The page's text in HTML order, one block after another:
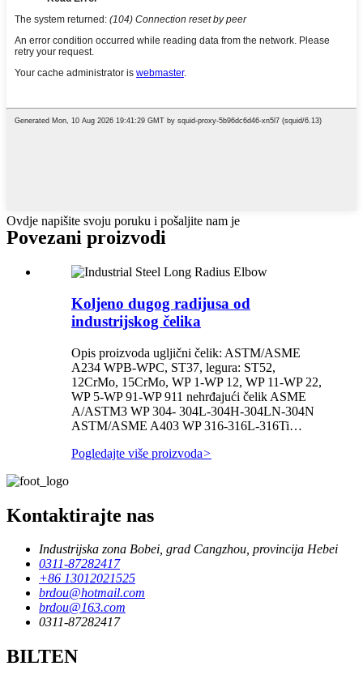
Ovdje napišite svoju poruku i pošaljite nam je
Povezani proizvodi
Koljeno dugog radijusa od
industrijskog čelika
Opis proizvoda ugljični čelik: ASTM/ASME
A234 WPB-WPC, ST37, legura: ST52,
12CrMo, 15CrMo, WP 1-WP 12, WP 11-WP 22,
WP 5-WP 91-WP 911 nehrđajući čelik ASME
A/ASTM3 WP 304- 304L-304H-304LN-304N
ASTM/ASME A403 WP 316-316L-316Ti…
Pogledajte više proizvoda>
Kontaktirajte nas
Industrijska zona Bobei, grad Cangzhou, provincija Hebei
0311-87282417
+86 13012021525
brdou@hotmail.com
brdou@163.com
0311-87282417
BILTEN